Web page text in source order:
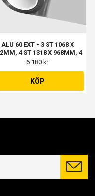
ALU 60 EXT - 3 ST 1068 X
4 ST 1318 X 968MM, 4
478 X 968MM, 1 ST 1258 X
6 180 kr
KÖP